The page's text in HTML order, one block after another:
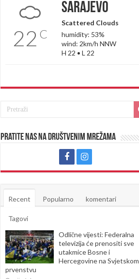
22 C
Sarajevo
Scattered Clouds
humidity: 53%
wind: 2km/h NNW
H 22 • L 22
Pratite nas na društvenim mrežama
Recent Popularno komentari
Tagovi
Odlične vijesti: Federalna
televizija će prenositi sve
utakmice Bosne i
Hercegovine na Svjetskom
prvenstvu